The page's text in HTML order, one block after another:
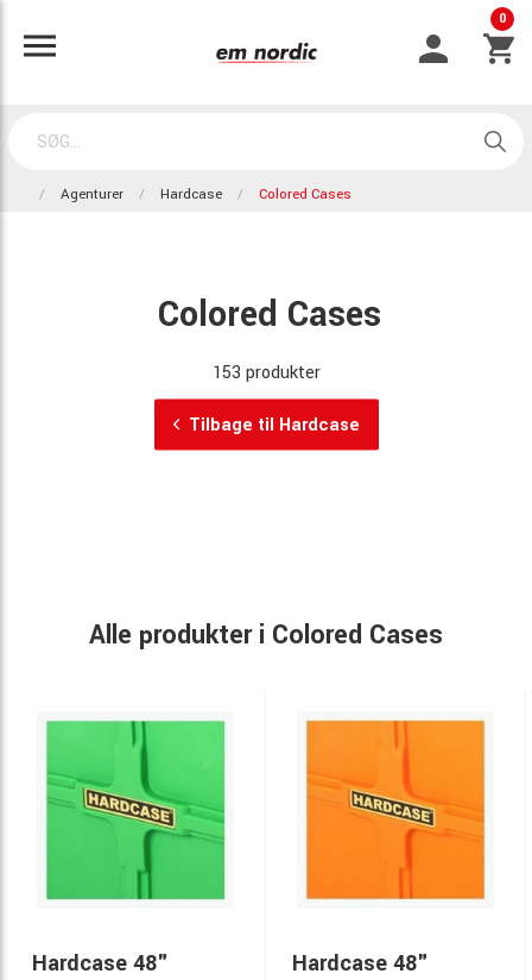
0
Agenturer Hardcase Colored Cases
Colored Cases
153 produkter
Tilbage til Hardcase
Alle produkter i Colored Cases
Hardcase 48"
Hardcase 48"